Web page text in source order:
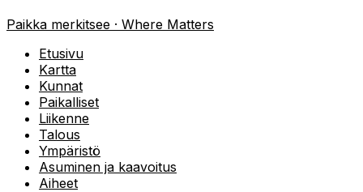
Paikka merkitsee · Where Matters
Etusivu
Kartta
Kunnat
Paikalliset
Liikenne
Talous
Ympäristö
Asuminen ja kaavoitus
Aiheet